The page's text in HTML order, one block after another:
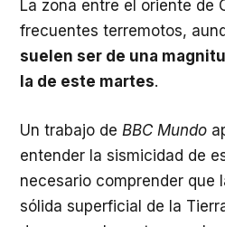
La zona entre el oriente de
frecuentes terremotos,
suelen ser de una
la de este martes.
Un trabajo de BBC Mundo
entender la sismicidad de
necesario comprender que
sólida superficial de la